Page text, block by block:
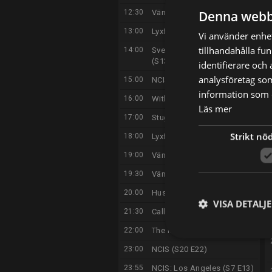
12:30 Vänner (S6 E25)
13:00 Lyxfällan (S26 E16)
14:00
Svenska Hollywoodfruar
(S13 E9)
15:00 NCIS (S14 E5)
16:00 Without a Trace (S1 E17)
17:00 Stugfixarna Norge (S7 E8)
18:00 Lyxfällan (S27 E1)
19:00 Vänner (S7 E1)
19:30 Vänner (S7 E2)
20:00 Husköp i blindo (S2 E3)
21:30 Call me Dad (S1 E4)
22:00 The Miniature Wife (S1 E1)
23:00 NCIS (S20 E22)
23:55 NCIS: Los Angeles (S7 E13)
Denna
Vi använder
tillhandahålla
identifierare och
analysföretag
information som
Läs mer
Strikt
VISA